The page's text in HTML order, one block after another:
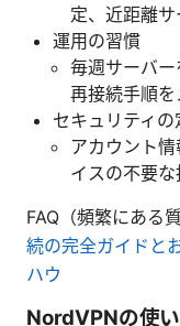
定、近距離
運用の習慣
毎週サーバ
再接続手順を
セキュリティ
アカウント
イスの不要な
FAQ（頻繁にある
続の完全ガイドと
ハウ
NordVPNの使